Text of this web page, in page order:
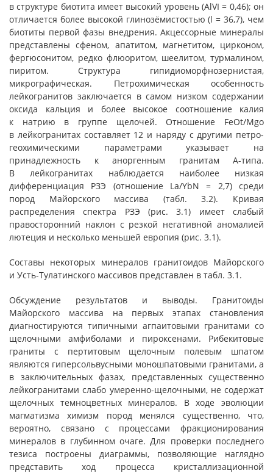
в структуре биотита имеет высокий уровень (AlVI = 0,46); он
отличается более высокой глинозёмистостью (l = 36,7), чем
биотиты первой фазы внедрения. Акцессорные минералы
представлены сфеном, апатитом, магнетитом, цирконом,
фергюсонитом, редко флюоритом, шеелитом, турмалином,
пиритом. Структура гипидиоморфнозернистая,
микрографическая. Петрохимическая особенность
лейкогранитов заключается в самом низком содержании
оксида кальция и более высокое соотношение калия
к натрию в группе щелочей. Отношение FeOt/Mgo
в лейкогранитах cоставляет 12 и наряду с другими петро-
геохимическими параметрами указывает на
принадлежность к аноргенным гранитам А-типа.
В лейкогранитах наблюдается наиболее низкая
дифференциация РЗЭ (отношение La/YbN = 2,7) среди
пород Майорского массива (табл. 3.2). Кривая
распределения спектра РЗЭ (рис. 3.1) имеет слабый
правосторонний наклон с резкой негативной аномалией
лютеция и несколько меньшей европия (рис. 3.1).
Составы некоторых минералов гранитоидов Майорского
и Усть-Тулатинского массивов представлен в табл. 3.1.
Обсуждение результатов и выводы. Гранитоиды
Майорского массива на первых этапах становления
диагностируются типичными агпаитовыми гранитами со
щелочными амфиболами и пироксенами. Рибекитовые
граниты с пертитовым щелочным полевым шпатом
являются гиперсольвусными моношпатовыми гранитами, а
в заключительных фазах, представленных существенно
лейкогранитами слабо умеренно-щелочными, не содержат
щелочных темноцветных минералов. В ходе эволюции
магматизма химизм пород менялся существенно, что,
вероятно, связано с процессами фракционирования
минералов в глубинном очаге. Для проверки последнего
тезиса построены диаграммы, позволяющие наглядно
представить ход процесса кристаллизационной